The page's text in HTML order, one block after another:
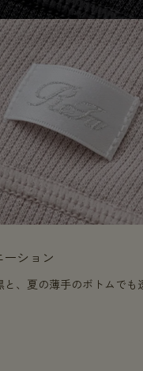
ション
と、夏の薄手のボトムでも